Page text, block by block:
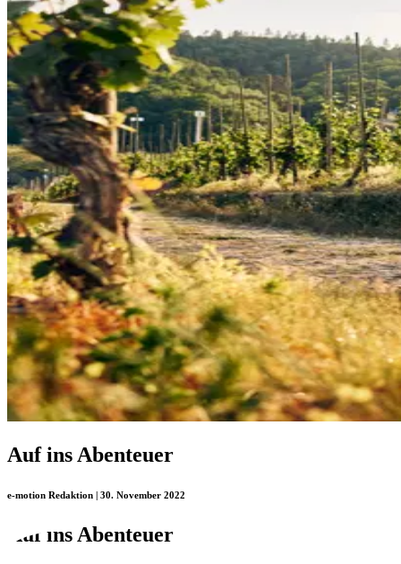
Auf ins Abenteuer
e-motion Redaktion | 30. November 2022
Auf ins Abenteuer